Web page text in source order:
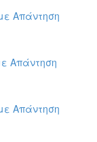
Απάντηση
Απάντηση
Απάντηση